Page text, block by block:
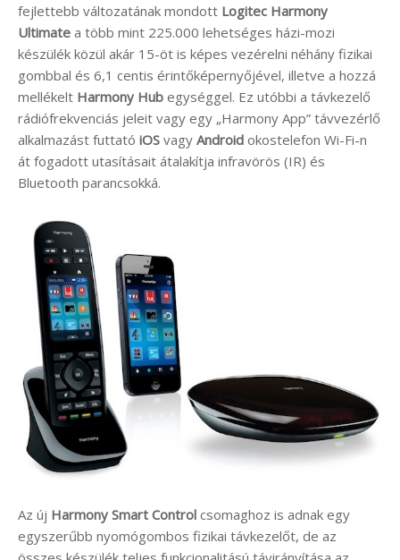
fejlettebb változatának mondott Logitec Harmony
Ultimate a több mint 225.000 lehetséges házi-mozi
készülék közül akár 15-öt is képes vezérelni néhány fizikai
gombbal és 6,1 centis érintőképernyőjével, illetve a hozzá
mellékelt Harmony Hub egységgel. Ez utóbbi a távkezelő
rádiófrekvenciás jeleit vagy egy „Harmony App” távvezérlő
alkalmazást futtató iOS vagy Android okostelefon Wi-Fi-n
át fogadott utasításait átalakítja infravörös (IR) és
Bluetooth parancsokká.
Az új Harmony Smart Control csomaghoz is adnak egy
egyszerűbb nyomógombos fizikai távkezelőt, de az